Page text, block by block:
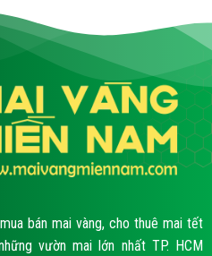
bán mai vàng, cho thuê mai tết
vườn mai lớn nhất TP. HCM